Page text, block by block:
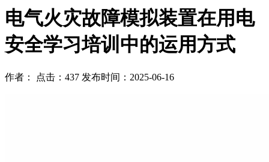
电气火灾故障模拟装置在用电
安全学习培训中的运用方式
作者： 点击：437 发布时间：2025-06-16